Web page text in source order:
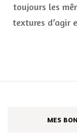
toujours les
textures d’agir
MES